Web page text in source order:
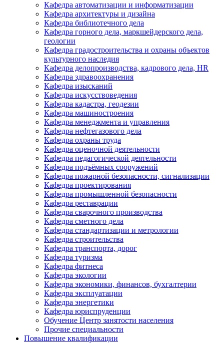
Кафедра автоматизации и информатизации
Кафедра архитектуры и дизайна
Кафедра библиотечного дела
Кафедра горного дела, маркшейдерского дела,
геологии
Кафедра градостроительства и охраны объектов
культурного наследия
Кафедра делопроизводства, кадрового дела, HR
Кафедра здравоохранения
Кафедра изысканий
Кафедра искусствоведения
Кафедра кадастра, геодезии
Кафедра машиностроения
Кафедра менеджмента и управления
Кафедра нефтегазового дела
Кафедра охраны труда
Кафедра оценочной деятельности
Кафедра педагогической деятельности
Кафедра подъёмных сооружений
Кафедра пожарной безопасности, сигнализации
Кафедра проектирования
Кафедра промышленной безопасности
Кафедра реставрации
Кафедра сварочного производства
Кафедра сметного дела
Кафедра стандартизации и метрологии
Кафедра строительства
Кафедра транспорта, дорог
Кафедра туризма
Кафедра фитнеса
Кафедра экологии
Кафедра экономики, финансов, бухгалтерии
Кафедра эксплуатации
Кафедра энергетики
Кафедра юриспруденции
Обучение Центр занятости населения
Прочие специальности
Повышение квалификации